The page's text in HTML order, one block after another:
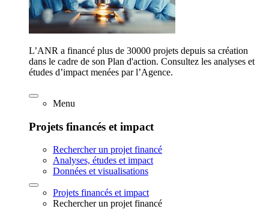
L’ANR a financé plus de 30000 projets depuis sa création
dans le cadre de son Plan d'action. Consultez les analyses et
études d’impact menées par l’Agence.
Menu
Projets financés et impact
Rechercher un projet financé
Analyses, études et impact
Données et visualisations
Projets financés et impact
Rechercher un projet financé